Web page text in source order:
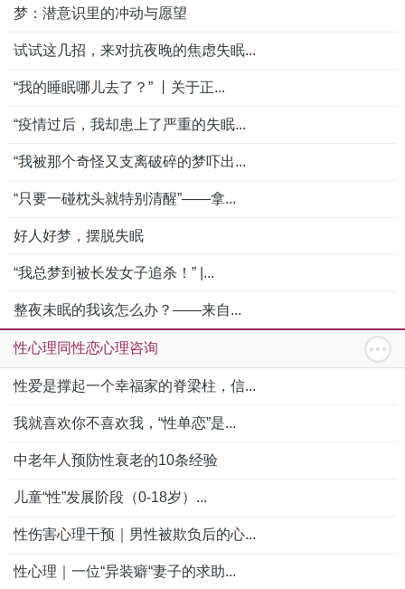
梦：潜意识里的冲动与愿望
试试这几招，来对抗夜晚的焦虑失眠...
“我的睡眠哪儿去了？” 丨关于正...
“疫情过后，我却患上了严重的失眠...
“我被那个奇怪又支离破碎的梦吓出...
“只要一碰枕头就特别清醒”——拿...
好人好梦，摆脱失眠
“我总梦到被长发女子追杀！” |...
整夜未眠的我该怎么办？——来自...
性心理同性恋心理咨询
性爱是撑起一个幸福家的脊梁柱，信...
我就喜欢你不喜欢我，“性单恋”是...
中老年人预防性衰老的10条经验
儿童“性”发展阶段（0-18岁）...
性伤害心理干预｜男性被欺负后的心...
性心理｜一位“异装癖“妻子的求助...